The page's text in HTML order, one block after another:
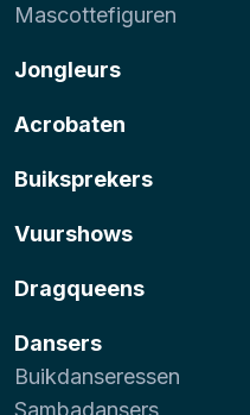
Mascottefiguren
Jongleurs
Acrobaten
Buiksprekers
Vuurshows
Dragqueens
Dansers
Buikdanseressen
Sambadansers